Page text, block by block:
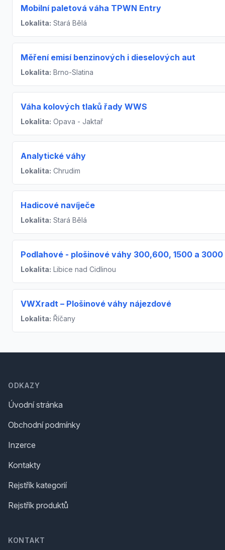
Mobilní paletová váha TPWN Entry
Lokalita: Stará Bělá
Měření emisí benzinových i dieselových aut
Lokalita: Brno-Slatina
Váha kolových tlaků řady WWS
Lokalita: Opava - Jaktař
Analytické váhy
Lokalita: Chrudim
Hadicové navíječe
Lokalita: Stará Bělá
Podlahové - plošinové váhy 300,600, 1500 a 3000
Lokalita: Libice nad Cidlinou
VWXradt – Plošinové váhy nájezdové
Lokalita: Říčany
ODKAZY
Úvodní stránka
Obchodní podmínky
Inzerce
Kontakty
Rejstřík kategorií
Rejstřík produktů
KONTAKT